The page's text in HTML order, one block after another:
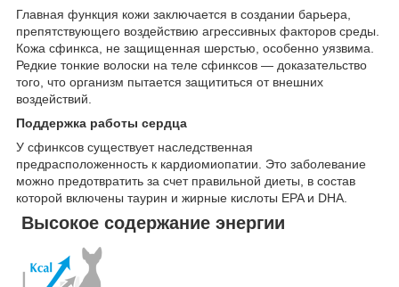
Главная функция кожи заключается в создании барьера,
препятствующего воздействию агрессивных факторов среды.
Кожа сфинкса, не защищенная шерстью, особенно уязвима.
Редкие тонкие волоски на теле сфинксов — доказательство
того, что организм пытается защититься от внешних
воздействий.
Поддержка работы сердца
У сфинксов существует наследственная
предрасположенность к кардиомиопатии. Это заболевание
можно предотвратить за счет правильной диеты, в состав
которой включены таурин и жирные кислоты EPA и DHA.
Высокое содержание энергии